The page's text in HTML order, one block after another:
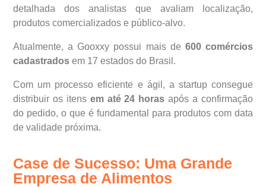
detalhada dos analistas que avaliam localização,
produtos comercializados e público-alvo.
Atualmente, a Gooxxy possui mais de 600 comércios
cadastrados em 17 estados do Brasil.
Com um processo eficiente e ágil, a startup consegue
distribuir os itens em até 24 horas após a confirmação
do pedido, o que é fundamental para produtos com data
de validade próxima.
Case de Sucesso: Uma Grande
Empresa de Alimentos